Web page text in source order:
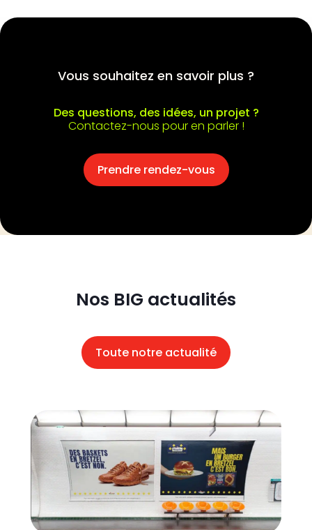
Vous souhaitez en savoir plus ?
Des questions, des idées, un projet ?
Contactez-nous pour en parler !
Prendre rendez-vous
Nos BIG actualités
Toute notre actualité